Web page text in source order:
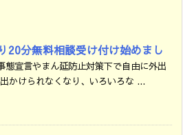
20分無料相談受け付け始めまし
態宣言やまん延防止対策下で自由に外出
かけられなくなり、いろいろな ...